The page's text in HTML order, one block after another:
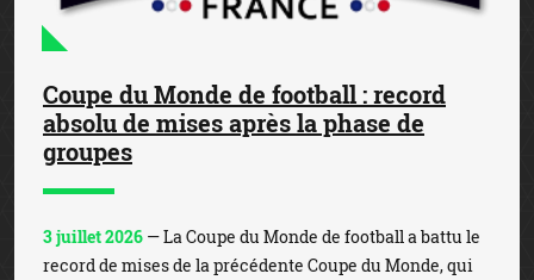
Coupe du Monde de football : record
absolu de mises après la phase de
groupes
3 juillet 2026 — La Coupe du Monde de football a battu le
record de mises de la précédente Coupe du Monde, qui